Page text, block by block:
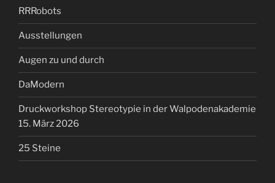
RRRobots
Ausstellungen
Augen zu und durch
DaModern
Druckworkshop Stereotypie in der Walpodenakademie
15. März 2026
25 Steine